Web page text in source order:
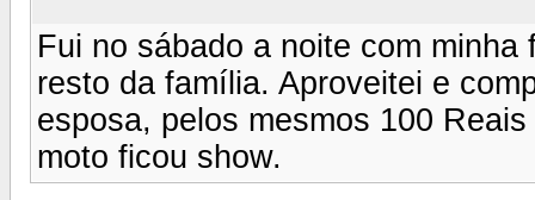
Fui no sábado a noite com
resto da família. Aproveitei e
esposa, pelos mesmos 100
moto ficou show.